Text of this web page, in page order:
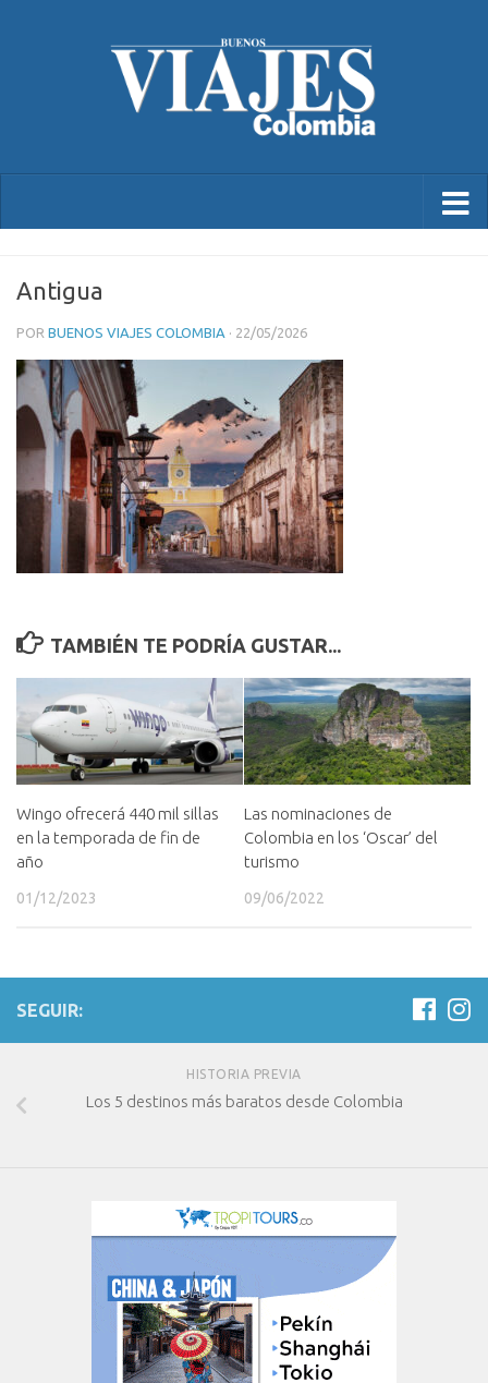
Antigua
POR BUENOS VIAJES COLOMBIA · 22/05/2026
TAMBIÉN TE PODRÍA GUSTAR...
Wingo ofrecerá 440 mil sillas
en la temporada de fin de
año
01/12/2023
Las nominaciones de
Colombia en los ‘Oscar’ del
turismo
09/06/2022
SEGUIR:
HISTORIA PREVIA
Los 5 destinos más baratos desde Colombia